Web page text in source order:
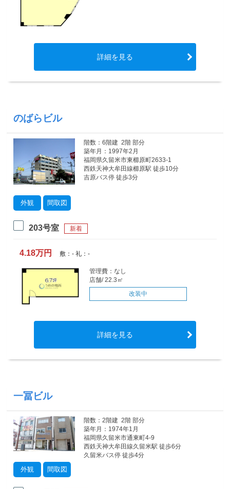
詳細を見る
のばらビル
外観 間取図
階数：6階建 2階 部分
築年月：1997年2月
福岡県久留米市東櫛原町2633-1
西鉄天神大牟田線櫛原駅 徒歩10分
吉原バス停 徒歩3分
203号室 新着
4.18万円 敷：- 礼：-
管理費：なし
店舗/ 22.3㎡
改装中
詳細を見る
一冨ビル
外観 間取図
階数：2階建 2階 部分
築年月：1974年1月
福岡県久留米市通東町4-9
西鉄天神大牟田線久留米駅 徒歩6分
久留米バス停 徒歩4分